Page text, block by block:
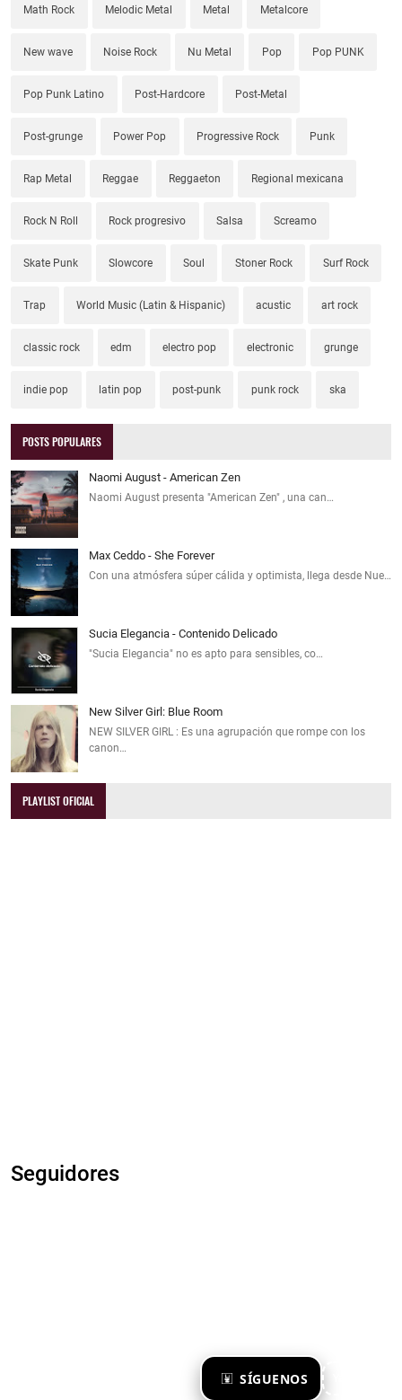
SÍGUENOS
Math Rock Melodic Metal Metal Metalcore
New wave Noise Rock Nu Metal Pop Pop PUNK
Pop Punk Latino Post-Hardcore Post-Metal
Post-grunge Power Pop Progressive Rock Punk
Rap Metal Reggae Reggaeton Regional mexicana
Rock N Roll Rock progresivo Salsa Screamo
Skate Punk Slowcore Soul Stoner Rock Surf Rock
Trap World Music (Latin & Hispanic) acustic art rock
classic rock edm electro pop electronic grunge
indie pop latin pop post-punk punk rock ska
POSTS POPULARES
Naomi August - American Zen
Naomi August presenta "American Zen" , una can…
Max Ceddo - She Forever
Con una atmósfera súper cálida y optimista, llega desde Nue…
Sucia Elegancia - Contenido Delicado
"Sucia Elegancia" no es apto para sensibles, co…
New Silver Girl: Blue Room
NEW SILVER GIRL : Es una agrupación que rompe con los
canon…
PLAYLIST OFICIAL
Seguidores